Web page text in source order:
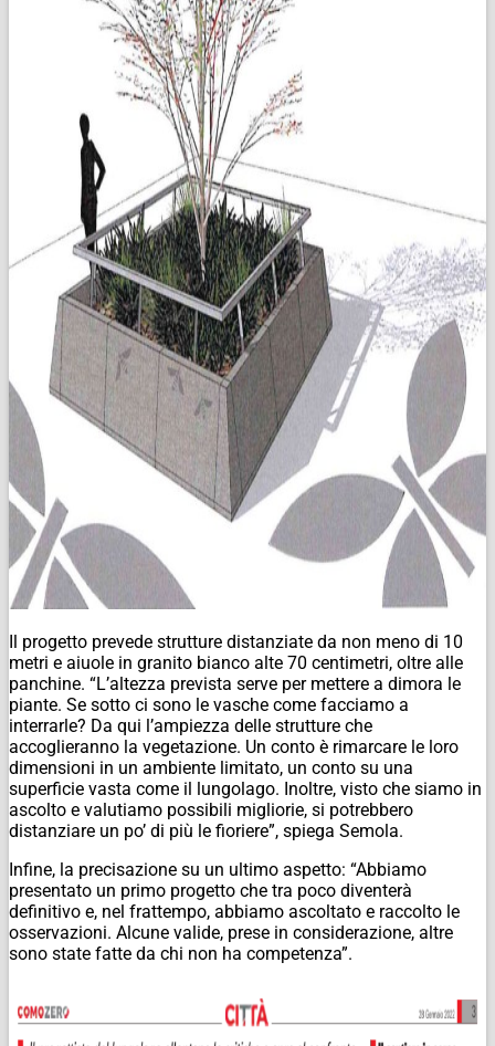
Il progetto prevede strutture distanziate da non meno di 10
metri e aiuole in granito bianco alte 70 centimetri, oltre alle
panchine. “L’altezza prevista serve per mettere a dimora le
piante. Se sotto ci sono le vasche come facciamo a
interrarle? Da qui l’ampiezza delle strutture che
accoglieranno la vegetazione. Un conto è rimarcare le loro
dimensioni in un ambiente limitato, un conto su una
superficie vasta come il lungolago. Inoltre, visto che siamo in
ascolto e valutiamo possibili migliorie, si potrebbero
distanziare un po’ di più le fioriere”, spiega Semola.
Infine, la precisazione su un ultimo aspetto: “Abbiamo
presentato un primo progetto che tra poco diventerà
definitivo e, nel frattempo, abbiamo ascoltato e raccolto le
osservazioni. Alcune valide, prese in considerazione, altre
sono state fatte da chi non ha competenza”.